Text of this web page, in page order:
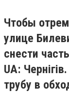
Чтобы
улице
снести
UA:
трубу в